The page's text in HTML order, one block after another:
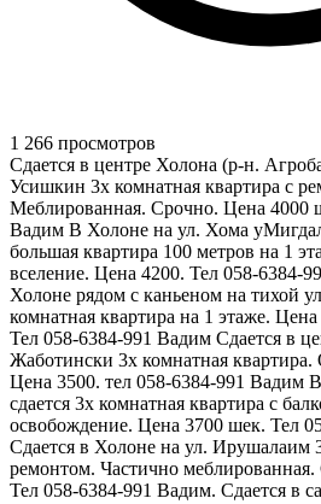
1 266 просмотров
Сдается в центре Холона (р-н.
Усишкин 3х комнатная квартира с
Меблированная. Срочно. Цена 4000
Вадим В Холоне на ул. Хома
большая квартира 100 метров на 1
вселение. Цена 4200. Тел 058-6384-
Холоне рядом с каньеном на тихой
комнатная квартира на 1 этаже.
Тел 058-6384-991 Вадим Сдается в
Жаботински 3х комнатная
Цена 3500. тел 058-6384-991 Вадим
сдается 3х комнатная квартира с
освобождение. Цена 3700 шек. Тел
Сдается в Холоне на ул. Ирушалаим
ремонтом. Частично
Тел 058-6384-991 Вадим. Сдается в